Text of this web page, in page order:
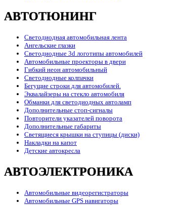
АВТОТЮНИНГ
Светодиодная автомобильная лента
Ангельские глазки
Светодиодные 3d логотипы автомобилей
Автомобильные проекторы в двери
Гибкий неон автомобильный
Светодиодные колпачки
Бегущие строки для автомобилей.
Эквалайзеры на стекло автомобиля
Обманки для светодиодных автоламп
Дополнительные стоп-сигналы
Повторители указателей поворота
Дополнительные габариты
Светящиеся крышки на ступицы (диски)
Накладки на капот
Детские автокресла
АВТОЭЛЕКТРОНИКА
Автомобильные видеорегистраторы
Автомобильные GPS навигаторы